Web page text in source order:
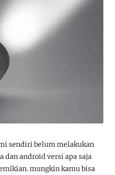
sendiri belum melakukan
dan android versi apa saja
mungkin kamu bisa